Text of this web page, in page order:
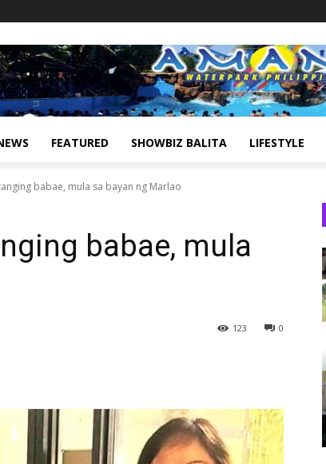
FEATURED SHOWBIZ BALITA LIFESTYLE
babae, mula sa bayan ng Marlao
babae, mula
0
123